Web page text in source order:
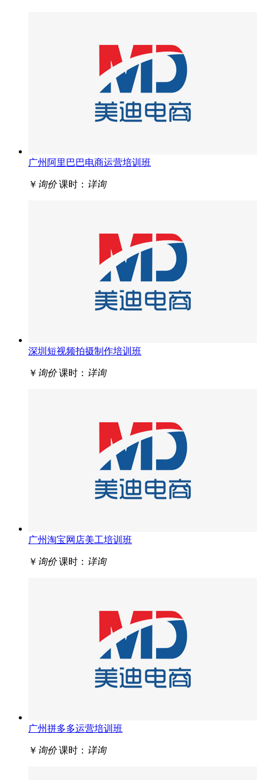
广州阿里巴巴电商运营培训班
￥ 询价 课时： 详询
深圳短视频拍摄制作培训班
￥ 询价 课时： 详询
广州淘宝网店美工培训班
￥ 询价 课时： 详询
广州拼多多运营培训班
￥ 询价 课时： 详询